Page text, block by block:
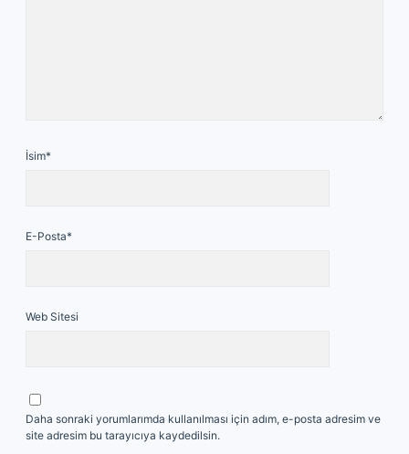
İsim*
E-Posta*
Web Sitesi
Daha sonraki yorumlarımda kullanılması için adım, e-posta adresim ve
site adresim bu tarayıcıya kaydedilsin.